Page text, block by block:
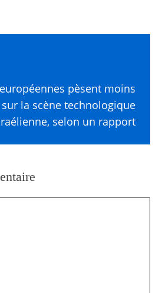
pèsent moins
la scène technologique
selon un rapport